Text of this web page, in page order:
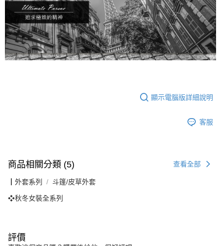
顯示電腦版詳細說明
客服
商品相關分類 (5) 查看全部
┃外套系列 斗篷/皮草外套
❖秋冬女裝全系列
評價